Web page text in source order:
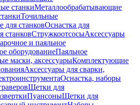
станкиМеталлообрабатывающие
Точильные
станковОснастка для
станковСтружкоотсосыАксессуары
и паяльное
оборудованиеПаяльное
маски, аксессуарыКомплектующие
Аксессуары для сварки,
Оснастка, наборы
Щетки для
ПуансоныЩетки для